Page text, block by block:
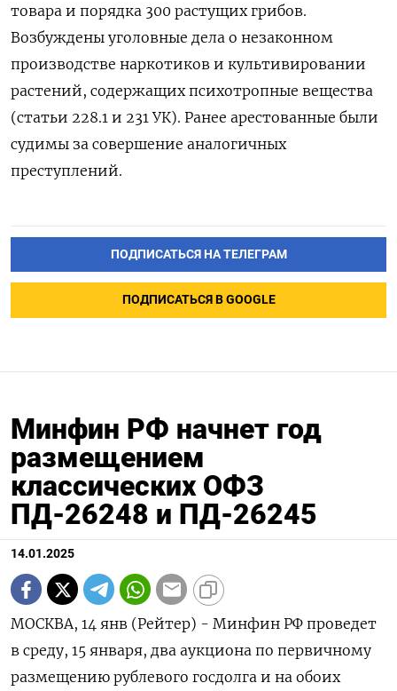
товара и порядка 300 растущих грибов.
Возбуждены уголовные дела о незаконном
производстве наркотиков и культивировании
растений, содержащих психотропные вещества
(статьи 228.1 и 231 УК). Ранее арестованные были
судимы за совершение аналогичных
преступлений.
ПОДПИСАТЬСЯ НА ТЕЛЕГРАМ
ПОДПИСАТЬСЯ В GOOGLE
Минфин РФ начнет год
размещением
классических ОФЗ
ПД-26248 и ПД-26245
14.01.2025
МОСКВА, 14 янв (Рейтер) - Минфин РФ проведет
в среду, 15 января, два аукциона по первичному
размещению рублевого госдолга и на обоих